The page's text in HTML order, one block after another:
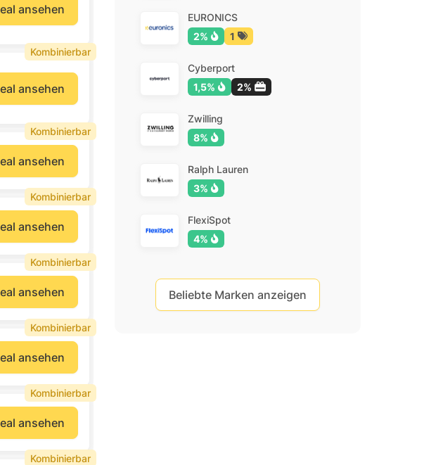
ansehen
ansehen
Kombinierbar
ansehen
Kombinierbar
ansehen
Kombinierbar
ansehen
Kombinierbar
ansehen
Kombinierbar
ansehen
Kombinierbar
Kombinierbar
EURONICS
2%
1
Cyberport
1,5%
2%
Zwilling
8%
Ralph Lauren
3%
FlexiSpot
4%
Beliebte Marken anzeigen